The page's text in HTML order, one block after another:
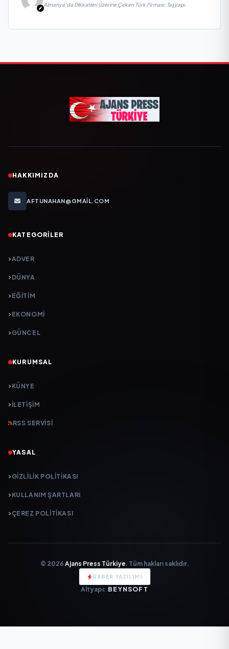
Almanya’da Dikkatleri Üzerine Çeken Türk Firması: Taşyapı
HAKKIMIZDA
AFTUNAHAN@GMAIL.COM
KATEGORILER
ADVER
DÜNYA
EĞİTİM
EKONOMİ
GÜNCEL
KURUMSAL
KÜNYE
İLETIŞIM
RSS SERVISI
YASAL
GIZLILIK POLITIKASI
KULLANIM ŞARTLARI
ÇEREZ POLITIKASI
© 2026 Ajans Press Türkiye. Tüm hakları saklıdır.
HABER YAZILIMI
Altyapı: BEYNSOFT